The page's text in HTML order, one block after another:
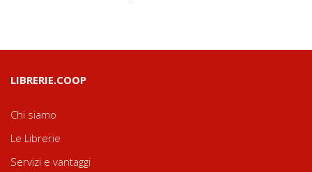
LIBRERIE.COOP
Chi siamo
Le Librerie
Servizi e vantaggi